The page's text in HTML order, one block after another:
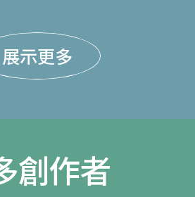
展示更多
創作者